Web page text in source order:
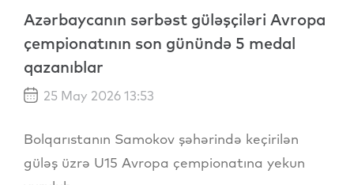
Azərbaycanın sərbəst güləşçiləri Avropa
çempionatının son günündə 5 medal
qazanıblar
25 May 2026 13:53
Bolqarıstanın Samokov şəhərində keçirilən
güləş üzrə U15 Avropa çempionatına yekun